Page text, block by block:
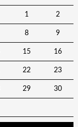
1 2
8 9
15 16
22 23
29 30